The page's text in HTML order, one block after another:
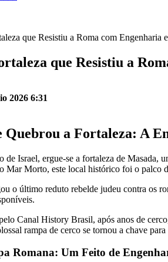
que Resistiu a Roma com Engenharia
que Resistiu a
2026 6:31
Quebrou a Fortaleza: A
de Israel, ergue-se a fortaleza de
Mar Morto, este local histórico foi o palco
o último reduto rebelde judeu contra os
Canal History Brasil, após anos de
rampa de cerco se tornou a chave
Romana: Um Feito de